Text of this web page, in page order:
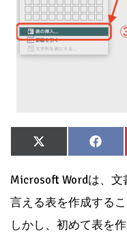
Share
on
X
(Twitter)
Share
on
Microsoft Wordは、
言える表を作成する
しかし、初めて表を